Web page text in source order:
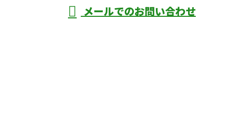
メールでのお問い合わせ